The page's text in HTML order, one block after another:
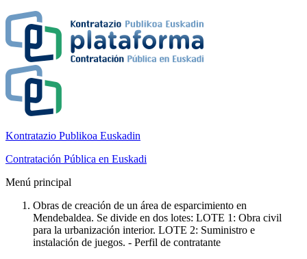
Kontratazio Publikoa Euskadin
Contratación Pública en Euskadi
Menú principal
Obras de creación de un área de esparcimiento en
Mendebaldea. Se divide en dos lotes: LOTE 1: Obra civil
para la urbanización interior. LOTE 2: Suministro e
instalación de juegos. - Perfil de contratante